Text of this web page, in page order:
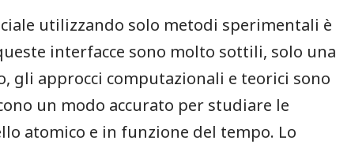
utilizzando solo metodi⁢ sperimentali è
interfacce sono​ molto sottili,​ solo una‍
gli approcci​ computazionali e teorici ​sono
‌un⁤ modo accurato per studiare le
atomico e in funzione‍ del ⁣tempo. Lo